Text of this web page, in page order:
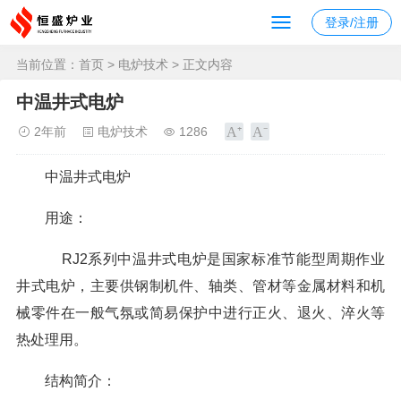
登录/注册
当前位置： 首页 > 电炉技术 > 正文内容
中温井式电炉
2年前 电炉技术 1286
中温井式电炉
用途：
RJ2系列中温井式电炉是国家标准节能型周期作业
井式电炉，主要供钢制机件、轴类、管材等金属材料和机
械零件在一般气氛或简易保护中进行正火、退火、淬火等
热处理用。
结构简介：